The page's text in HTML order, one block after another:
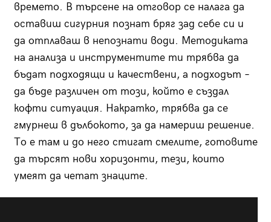
времето. В търсене на отговор се налага да
оставиш сигурния познат бряг зад себе си и
да отплаваш в непознати води. Методиката
на анализа и инструментите ти трябва да
бъдат подходящи и качествени, а подходът –
да бъде различен от този, който е създал
кофти ситуация. Накратко, трябва да се
гмурнеш в дълбокото, за да намериш решение.
То е там и до него стигат смелите, готовите
да търсят нови хоризонти, тези, които
умеят да четат знаците.